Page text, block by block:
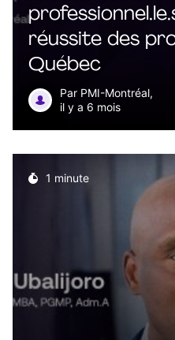
réussite des
Québec
Par PMI-Montréal,
il y a 6 mois
1 minute